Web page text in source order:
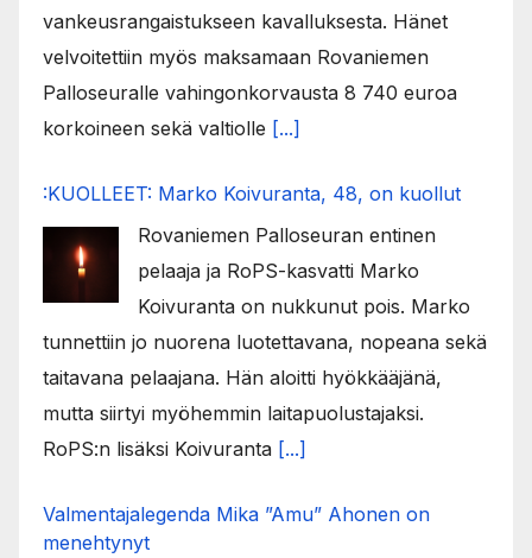
vankeusrangaistukseen kavalluksesta. Hänet
velvoitettiin myös maksamaan Rovaniemen
Palloseuralle vahingonkorvausta 8 740 euroa
korkoineen sekä valtiolle [...]
:KUOLLEET: Marko Koivuranta, 48, on kuollut
Rovaniemen Palloseuran entinen
pelaaja ja RoPS-kasvatti Marko
Koivuranta on nukkunut pois. Marko
tunnettiin jo nuorena luotettavana, nopeana sekä
taitavana pelaajana. Hän aloitti hyökkääjänä,
mutta siirtyi myöhemmin laitapuolustajaksi.
RoPS:n lisäksi Koivuranta [...]
Valmentajalegenda Mika ”Amu” Ahonen on
menehtynyt